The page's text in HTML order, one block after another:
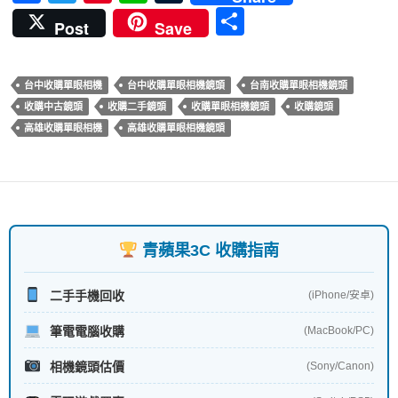
ac
e
b
o
o
w
itt
er
nt
er
es
t
n
e
u
m
bl
r
Post
Save
台中收購單眼相機 台中收購單眼相機鏡頭
台南收購單眼相機鏡頭
收購中古鏡頭
收購二手鏡頭 收購單眼相機鏡頭
收購鏡頭
高雄收購單眼相機
高雄收購單眼相機鏡頭
青蘋果3C 收購指南
二手手機回收 (iPhone/安卓)
筆電電腦收購 (MacBook/PC)
相機鏡頭估價 (Sony/Canon)